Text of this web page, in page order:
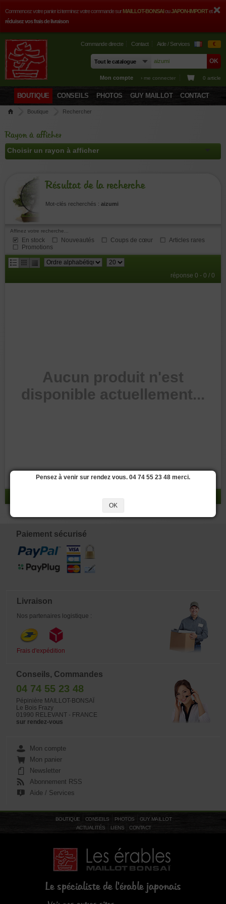
Commencez votre panier ici terminez votre commande surMAILLOT-BONSAIouJAPON-IMPORTet
réduisez vos frais de livraison
Commande directe Contact Aide / Services €
Mon compte › me connecter 0 article
BOUTIQUE CONSEILS PHOTOS GUY MAILLOT CONTACT
Boutique Rechercher
Rayon à afficher
Résultat de la recherche
Mot-clés recherchés : aizumi
Affinez votre recherche...
En stock Nouveautés Coups de cœur
Articles rares
Promotions
réponse 0 - 0 / 0
Aucun produit n'est
disponible actuellement...
Paiement sécurisé
Livraison
Nos partenaires logistique :
Frais d'expédition
Conseils, Commandes
04 74 55 23 48
Pépinière MAILLOT-BONSAÏ
Le Bois Frazy
01990 RELEVANT - FRANCE
sur rendez-vous
Mon compte
Mon panier
Newsletter
Abonnement RSS
Aide / Services
BOUTIQUE CONSEILS PHOTOS
GUY MAILLOT
ACTUALITÉS
LIENS CONTACT
Le spécialiste de l'érable japonais
Pensez à venir sur rendez vous. 04 74 55 23 48 merci.
OK